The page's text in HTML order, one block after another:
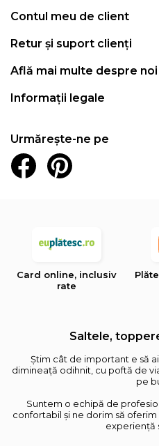
Contul meu de client
Retur și suport clienți
Află mai multe despre noi
Informații legale
Urmărește-ne pe
Card online, inclusiv
rate
Saltele,
Știm cât de important e să
dimineață odihnit, cu poftă de
pe
Suntem o echipă de
confortabil și ne dorim să
experiență